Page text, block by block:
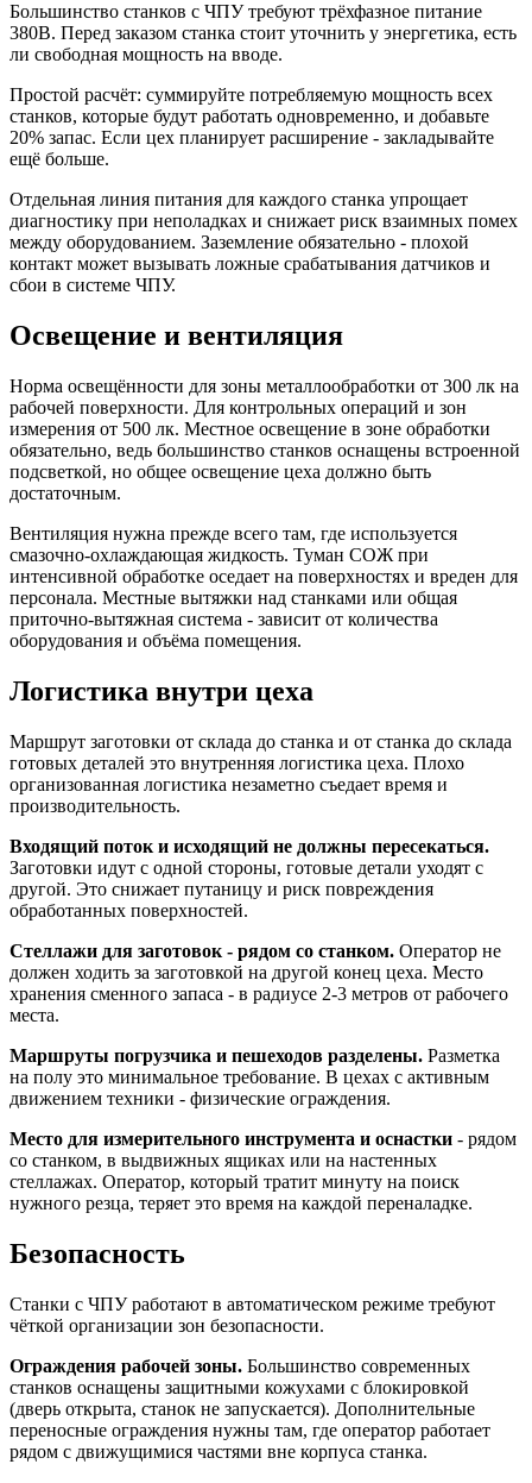
Большинство станков с ЧПУ требуют трёхфазное питание
380В. Перед заказом станка стоит уточнить у энергетика, есть
ли свободная мощность на вводе.
Простой расчёт: суммируйте потребляемую мощность всех
станков, которые будут работать одновременно, и добавьте
20% запас. Если цех планирует расширение - закладывайте
ещё больше.
Отдельная линия питания для каждого станка упрощает
диагностику при неполадках и снижает риск взаимных помех
между оборудованием. Заземление обязательно - плохой
контакт может вызывать ложные срабатывания датчиков и
сбои в системе ЧПУ.
Освещение и вентиляция
Норма освещённости для зоны металлообработки от 300 лк на
рабочей поверхности. Для контрольных операций и зон
измерения от 500 лк. Местное освещение в зоне обработки
обязательно, ведь большинство станков оснащены встроенной
подсветкой, но общее освещение цеха должно быть
достаточным.
Вентиляция нужна прежде всего там, где используется
смазочно-охлаждающая жидкость. Туман СОЖ при
интенсивной обработке оседает на поверхностях и вреден для
персонала. Местные вытяжки над станками или общая
приточно-вытяжная система - зависит от количества
оборудования и объёма помещения.
Логистика внутри цеха
Маршрут заготовки от склада до станка и от станка до склада
готовых деталей это внутренняя логистика цеха. Плохо
организованная логистика незаметно съедает время и
производительность.
Входящий поток и исходящий не должны пересекаться.
Заготовки идут с одной стороны, готовые детали уходят с
другой. Это снижает путаницу и риск повреждения
обработанных поверхностей.
Стеллажи для заготовок - рядом со станком. Оператор не
должен ходить за заготовкой на другой конец цеха. Место
хранения сменного запаса - в радиусе 2-3 метров от рабочего
места.
Маршруты погрузчика и пешеходов разделены. Разметка
на полу это минимальное требование. В цехах с активным
движением техники - физические ограждения.
Место для измерительного инструмента и оснастки - рядом
со станком, в выдвижных ящиках или на настенных
стеллажах. Оператор, который тратит минуту на поиск
нужного резца, теряет это время на каждой переналадке.
Безопасность
Станки с ЧПУ работают в автоматическом режиме требуют
чёткой организации зон безопасности.
Ограждения рабочей зоны. Большинство современных
станков оснащены защитными кожухами с блокировкой
(дверь открыта, станок не запускается). Дополнительные
переносные ограждения нужны там, где оператор работает
рядом с движущимися частями вне корпуса станка.